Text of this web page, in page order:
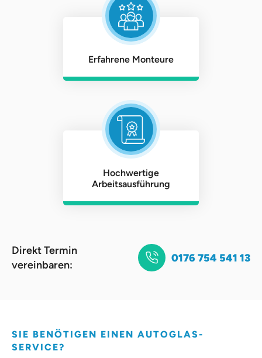
Erfahrene Monteure
Hochwertige
Arbeitsausführung
Direkt Termin
vereinbaren:
0176 754 541 13
SIE BENÖTIGEN EINEN AUTOGLAS-
SERVICE?